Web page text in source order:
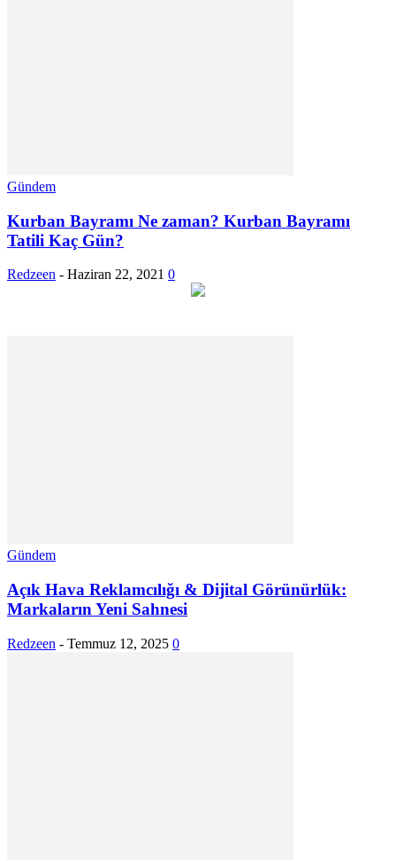
Gündem
Kurban Bayramı Ne zaman? Kurban Bayramı
Tatili Kaç Gün?
Redzeen - Haziran 22, 2021 0
Gündem
Açık Hava Reklamcılığı & Dijital Görünürlük:
Markaların Yeni Sahnesi
Redzeen - Temmuz 12, 2025 0